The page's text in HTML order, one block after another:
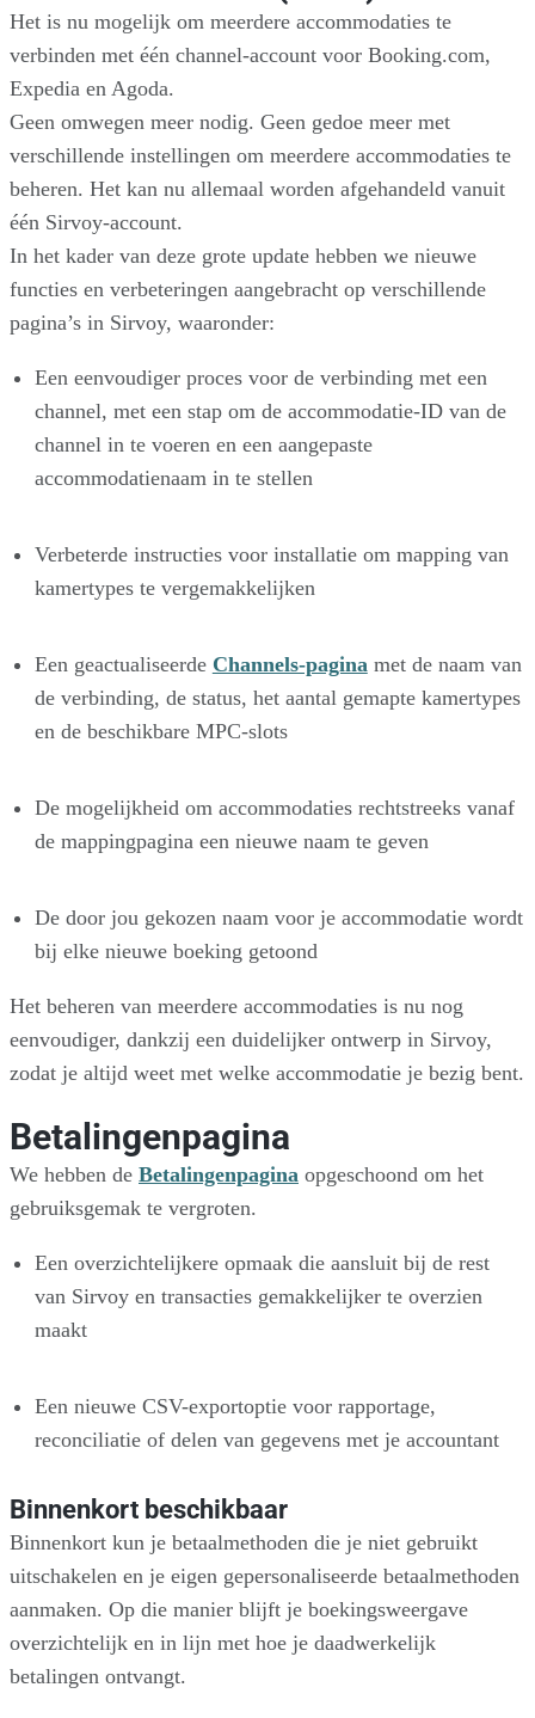
Het is nu mogelijk om meerdere accommodaties te
verbinden met één channel-account voor Booking.com,
Expedia en Agoda.
Geen omwegen meer nodig. Geen gedoe meer met
verschillende instellingen om meerdere accommodaties te
beheren. Het kan nu allemaal worden afgehandeld vanuit
één Sirvoy-account.
In het kader van deze grote update hebben we nieuwe
functies en verbeteringen aangebracht op verschillende
pagina’s in Sirvoy, waaronder:
Een eenvoudiger proces voor de verbinding met een
channel, met een stap om de accommodatie-ID van de
channel in te voeren en een aangepaste
accommodatienaam in te stellen
Verbeterde instructies voor installatie om mapping van
kamertypes te vergemakkelijken
Een geactualiseerde Channels-paginamet de naam van
de verbinding, de status, het aantal gemapte kamertypes
en de beschikbare MPC-slots
De mogelijkheid om accommodaties rechtstreeks vanaf
de mappingpagina een nieuwe naam te geven
De door jou gekozen naam voor je accommodatie wordt
bij elke nieuwe boeking getoond
Het beheren van meerdere accommodaties is nu nog
eenvoudiger, dankzij een duidelijker ontwerp in Sirvoy,
zodat je altijd weet met welke accommodatie je bezig bent.
Betalingenpagina
We hebben de Betalingenpagina opgeschoond om het
gebruiksgemak te vergroten.
Een overzichtelijkere opmaak die aansluit bij de rest
van Sirvoy en transacties gemakkelijker te overzien
maakt
Een nieuwe CSV-exportoptie voor rapportage,
reconciliatie of delen van gegevens met je accountant
Binnenkort beschikbaar
Binnenkort kun je betaalmethoden die je niet gebruikt
uitschakelen en je eigen gepersonaliseerde betaalmethoden
aanmaken. Op die manier blijft je boekingsweergave
overzichtelijk en in lijn met hoe je daadwerkelijk
betalingen ontvangt.